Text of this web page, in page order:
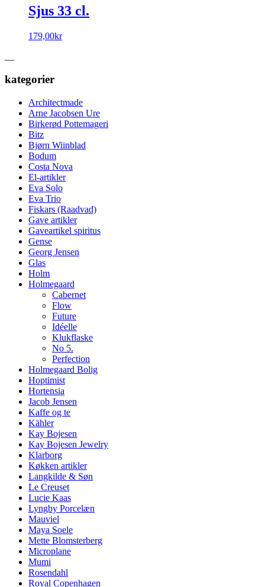
Sjus 33 cl.
179,00kr
kategorier
Architectmade
Arne Jacobsen Ure
Birkerød Pottemageri
Bitz
Bjørn Wiinblad
Bodum
Costa Nova
El-artikler
Eva Solo
Eva Trio
Fiskars (Raadvad)
Gave artikler
Gaveartikel spiritus
Gense
Georg Jensen
Glas
Holm
Holmegaard
Cabernet
Flow
Future
Idéelle
Klukflaske
No 5.
Perfection
Holmegaard Bolig
Hoptimist
Hortensia
Jacob Jensen
Kaffe og te
Kähler
Kay Bojesen
Kay Bojesen Jewelry
Klarborg
Køkken artikler
Langkilde & Søn
Le Creuset
Lucie Kaas
Lyngby Porcelæn
Mauviel
Maya Soele
Mette Blomsterberg
Microplane
Mumi
Rosendahl
Royal Copenhagen